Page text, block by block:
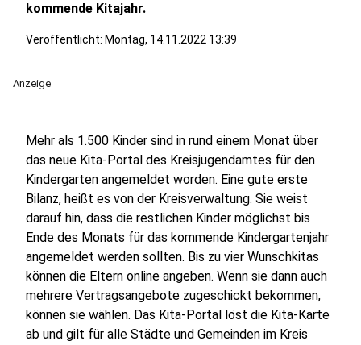
kommende Kitajahr.
Veröffentlicht: Montag, 14.11.2022 13:39
Anzeige
Mehr als 1.500 Kinder sind in rund einem Monat über
das neue Kita-Portal des Kreisjugendamtes für den
Kindergarten angemeldet worden. Eine gute erste
Bilanz, heißt es von der Kreisverwaltung. Sie weist
darauf hin, dass die restlichen Kinder möglichst bis
Ende des Monats für das kommende Kindergartenjahr
angemeldet werden sollten. Bis zu vier Wunschkitas
können die Eltern online angeben. Wenn sie dann auch
mehrere Vertragsangebote zugeschickt bekommen,
können sie wählen. Das Kita-Portal löst die Kita-Karte
ab und gilt für alle Städte und Gemeinden im Kreis